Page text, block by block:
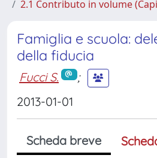
2.1 Contributo in volume
Famiglia e scuola:
della fiducia
Fucci S.
;
2013-01-01
Scheda breve